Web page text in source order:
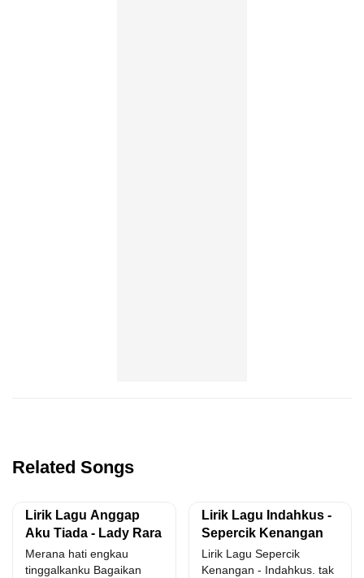
Related Songs
Lirik Lagu Anggap
Aku Tiada - Lady Rara
Merana hati engkau
tinggalkanku Bagaikan
Lirik Lagu Indahkus -
Sepercik Kenangan
Lirik Lagu Sepercik
Kenangan - Indahkus. tak